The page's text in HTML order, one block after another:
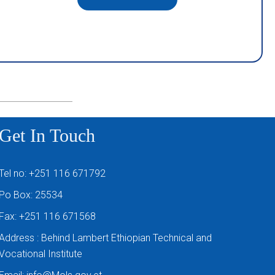
Get In Touch
no: +251 116 671792
Po Box: 25534
Fax: +251 116 671568
: Behind Lambert Ethiopian Technical and
Institute